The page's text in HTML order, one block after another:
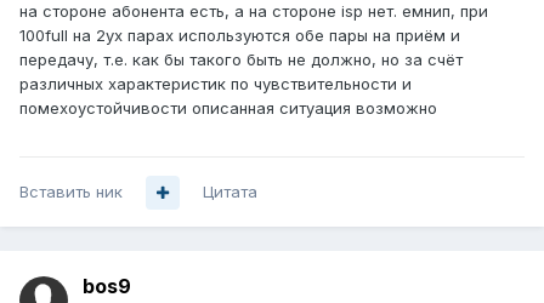
на стороне абонента есть, а на стороне isp нет. емнип, при
100full на 2ух парах используются обе пары на приём и
передачу, т.е. как бы такого быть не должно, но за счёт
различных характеристик по чувствительности и
помехоустойчивости описанная ситуация возможно
Вставить ник Цитата
bos9